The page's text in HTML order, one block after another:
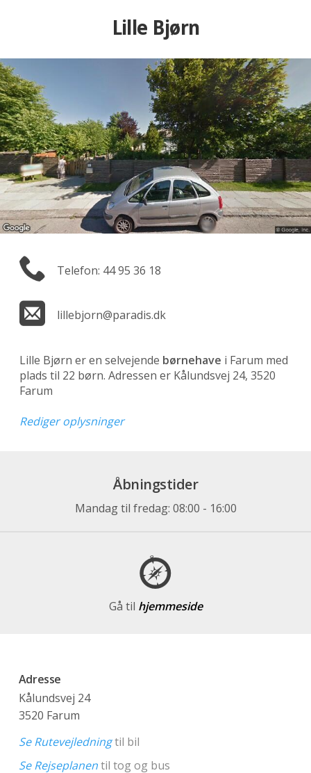
Lille Bjørn
Telefon: 44 95 36 18
lillebjorn@paradis.dk
Lille Bjørn er en selvejende børnehave i Farum med
plads til 22 børn. Adressen er Kålundsvej 24, 3520
Farum
Rediger oplysninger
Åbningstider
Mandag til fredag: 08:00 - 16:00
Gå til hjemmeside
Adresse
Kålundsvej 24
3520 Farum
Se Rutevejledningtil bil
Se Rejseplanentil tog og bus